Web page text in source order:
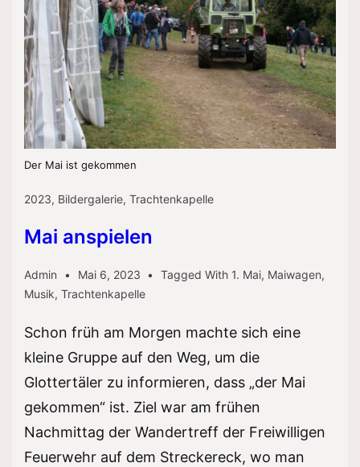
Der Mai ist gekommen
2023, Bildergalerie, Trachtenkapelle
Mai anspielen
Admin Mai 6, 2023 Tagged With 1. Mai, Maiwagen,
Musik, Trachtenkapelle
Schon früh am Morgen machte sich eine
kleine Gruppe auf den Weg, um die
Glottertäler zu informieren, dass „der Mai
gekommen“ ist. Ziel war am frühen
Nachmittag der Wandertreff der Freiwilligen
Feuerwehr auf dem Streckereck, wo man